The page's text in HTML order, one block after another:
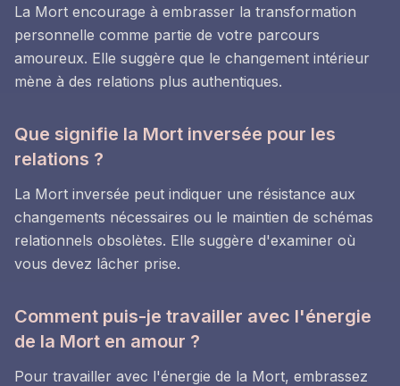
La Mort encourage à embrasser la transformation
personnelle comme partie de votre parcours
amoureux. Elle suggère que le changement intérieur
mène à des relations plus authentiques.
Que signifie la Mort inversée pour les
relations ?
La Mort inversée peut indiquer une résistance aux
changements nécessaires ou le maintien de schémas
relationnels obsolètes. Elle suggère d'examiner où
vous devez lâcher prise.
Comment puis-je travailler avec l'énergie
de la Mort en amour ?
Pour travailler avec l'énergie de la Mort, embrassez